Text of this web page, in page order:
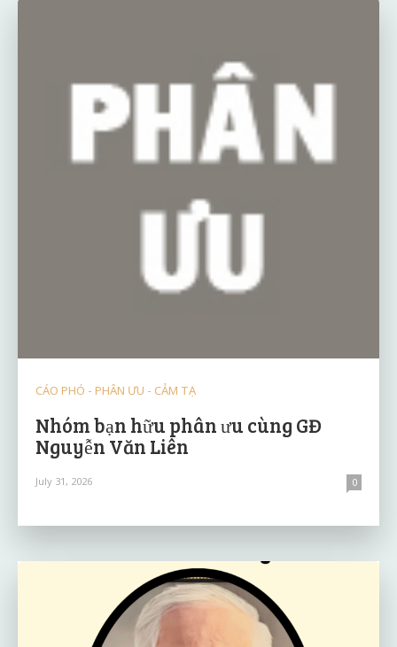
CÁO PHÓ - PHÂN ƯU - CẢM TẠ
Nhóm bạn hữu phân ưu cùng GĐ
Nguyễn Văn Liên
July 31, 2026 0